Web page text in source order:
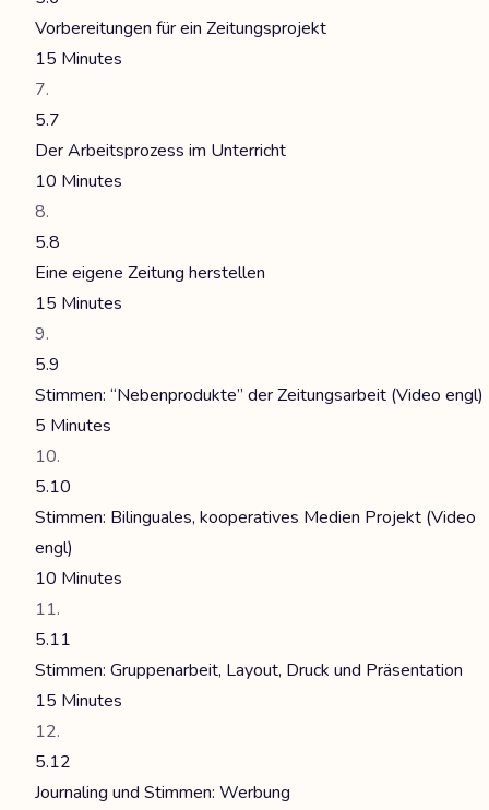
Vorbereitungen für ein Zeitungsprojekt
15 Minutes
5.7
Der Arbeitsprozess im Unterricht
10 Minutes
5.8
Eine eigene Zeitung herstellen
15 Minutes
5.9
Stimmen: “Nebenprodukte” der Zeitungsarbeit (Video engl)
5 Minutes
5.10
Stimmen: Bilinguales, kooperatives Medien Projekt (Video
engl)
10 Minutes
5.11
Stimmen: Gruppenarbeit, Layout, Druck und Präsentation
15 Minutes
5.12
Journaling und Stimmen: Werbung